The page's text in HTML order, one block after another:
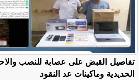
تفاصيل القبض على عصابة للنصب
الحديدية وماكينات عد النقود